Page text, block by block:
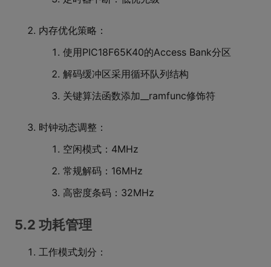
内存优化策略：
使用PIC18F65K40的Access Bank分区
解码缓冲区采用循环队列结构
关键算法函数添加__ramfunc修饰符
时钟动态调整：
空闲模式：4MHz
常规解码：16MHz
高密度条码：32MHz
5.2 功耗管理
工作模式划分：